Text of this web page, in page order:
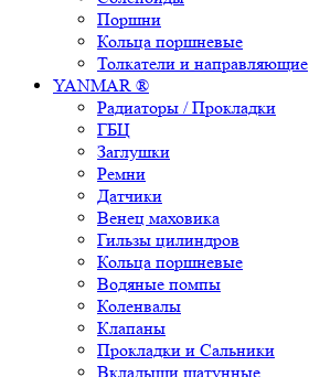
Поршни
Кольца поршневые
Толкатели и направляющие
YANMAR ®
Радиаторы / Прокладки
ГБЦ
Заглушки
Ремни
Датчики
Венец маховика
Гильзы цилиндров
Кольца поршневые
Водяные помпы
Коленвалы
Клапаны
Прокладки и Сальники
Вкладыши шатунные